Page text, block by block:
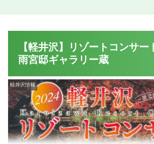
【軽井沢】リゾートコンサー
雨宮邸ギャラリー蔵
軽井沢情報